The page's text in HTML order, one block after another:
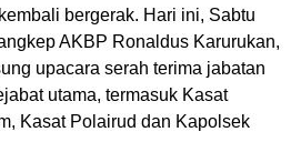
bergerak. Hari ini, Sabtu
AKBP Ronaldus Karurukan,
upacara serah terima jabatan
utama, termasuk Kasat
Kasat Polairud dan Kapolsek